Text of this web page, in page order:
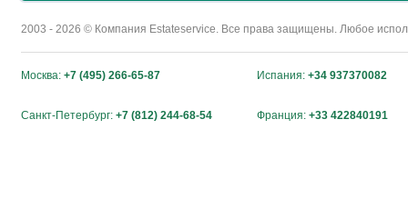
2003 - 2026 © Компания Estateservice. Все права защищены. Любое
Москва: +7 (495) 266-65-87 Испания: +34 937370082
Санкт-Петербург: +7 (812) 244-68-54 Франция: +33 422840191